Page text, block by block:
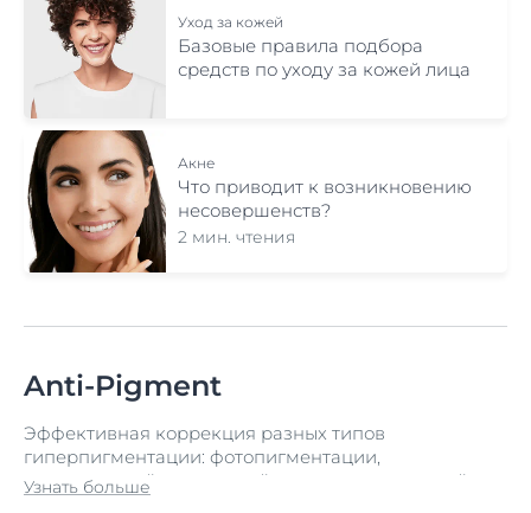
Уход за кожей
Базовые правила подбора
средств по уходу за кожей лица
Акне
Что приводит к возникновению
несовершенств?
2 мин. чтения
Anti-Pigment
Эффективная коррекция разных типов
гиперпигментации: фотопигментации,
гормональной, возрастной, поствоспалительной
Узнать больше